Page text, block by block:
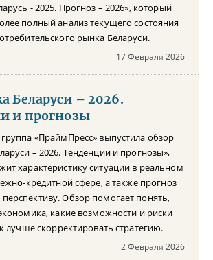
- 2025. Прогноз – 2026», который
полный анализ текущего состояния
рынка Беларуси.
17 Февраля 2026
Беларуси – 2026.
и прогнозы
«ПраймПресс» выпустила обзор
– 2026. Тенденции и прогнозы»,
характеристику ситуации в реальном
кредитной сфере, а также прогноз
Обзор помогает понять,
какие возможности и риски
лучше скорректировать стратегию.
2 Февраля 2026